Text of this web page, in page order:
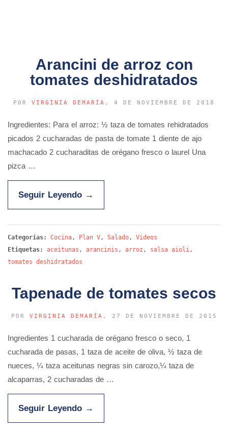
Arancini de arroz con
tomates deshidratados
POR VIRGINIA DEMARÍA , 4 DE NOVIEMBRE DE 2018
Ingredientes: Para el arroz: ½ taza de tomates rehidratados
picados 2 cucharadas de pasta de tomate 1 diente de ajo
machacado 2 cucharaditas de orégano fresco o laurel Una
pizca …
Seguir Leyendo →
Categorías: Cocina, Plan V, Salado, Videos
Etiquetas:
aceitunas , arancinis , arroz , salsa aioli,
tomates deshidratados
Tapenade de tomates secos
POR VIRGINIA DEMARÍA , 27 DE NOVIEMBRE DE 2015
Ingredientes 1 cucharada de orégano fresco o seco, 1
cucharada de pasas, 1 taza de aceite de oliva, ½ taza de
nueces, ¼ taza aceitunas negras sin carozo,¼ taza de
alcaparras, 2 cucharadas de …
Seguir Leyendo →